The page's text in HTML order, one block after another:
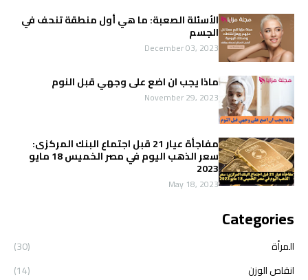
الأسئلة الصعبة: ما هي أول منطقة تنحف في
الجسم
December 03, 2023
ماذا يجب ان اضع على وجهي قبل النوم
November 29, 2023
مفاجأة عيار 21 قبل اجتماع البنك المركزى:
سعر الذهب اليوم في مصر الخميس 18 مايو
2023
May 18, 2023
Categories
المرأة
(30)
انقاص الوزن
(14)